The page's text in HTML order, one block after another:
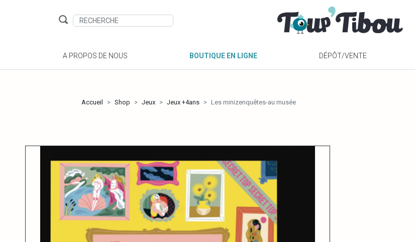
A PROPOS DE NOUS BOUTIQUE EN LIGNE DÉPÔT/VENTE
Accueil Shop Jeux Jeux +4ans Les minizenquêtes-au musée